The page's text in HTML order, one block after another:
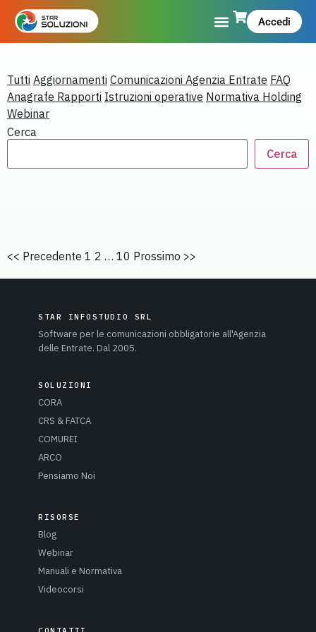
Accedi
Tutti Aggiornamenti Comunicazioni Agenzia Entrate FAQ
Anagrafe Rapporti Istruzioni operative Normativa Holding
Webinar
Cerca
Cerca
<< Precedente 1 2 … 10 Prossimo >>
STAR INFOSTUDIO SRL
Software per le comunicazioni obbligatorie all'Agenzia
delle Entrate. Dal 2005.
SOLUZIONI
CORA
CRS & FATCA
COMUREI
ARCO
Pensiamo Noi
RISORSE
Blog
Webinar
Manuali e Normativa
Videocorsi